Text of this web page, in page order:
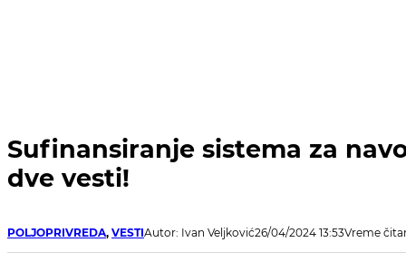
Sufinansiranje sistema za
dve vesti!
POLJOPRIVREDA, VESTIAutor: Ivan Veljković26/04/2024 13:53Vreme